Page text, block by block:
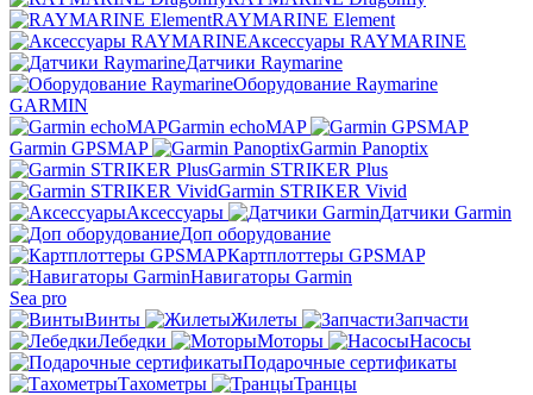
RAYMARINE Element
Аксессуары RAYMARINE
Датчики Raymarine
Оборудование Raymarine
GARMIN
Garmin echoMAP
Garmin GPSMAP
Garmin Panoptix
Garmin STRIKER Plus
Garmin STRIKER Vivid
Аксессуары
Датчики Garmin
Доп оборудование
Картплоттеры GPSMAP
Навигаторы Garmin
Sea pro
Винты
Жилеты
Запчасти
Лебедки
Моторы
Насосы
Подарочные сертификаты
Тахометры
Транцы